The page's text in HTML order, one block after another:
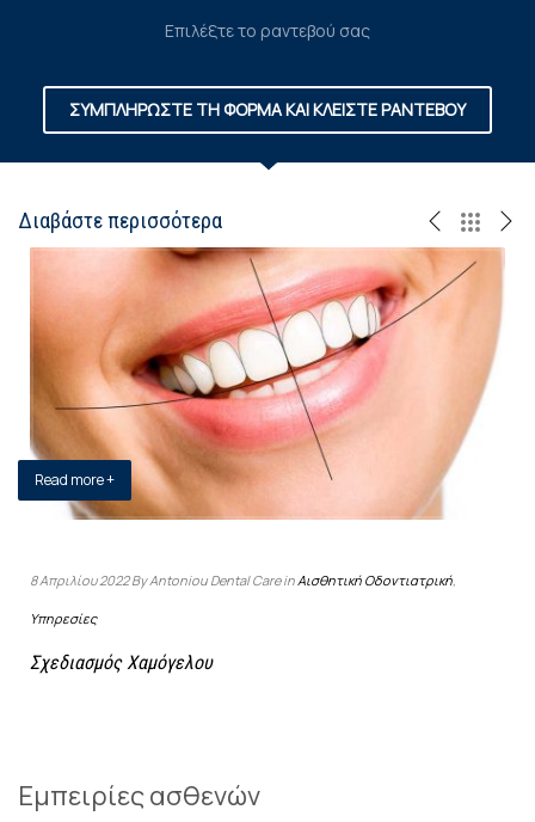
Επιλέξτε το ραντεβού σας
ΣΥΜΠΛΗΡΩΣΤΕ ΤΗ ΦΟΡΜΑ ΚΑΙ ΚΛΕΙΣΤΕ ΡΑΝΤΕΒΟΥ
Διαβάστε περισσότερα
Read more +
8 Απριλίου 2022 By Antoniou Dental Care in Αισθητική Οδοντιατρική
Υπηρεσίες
Σχεδιασμός Χαμόγελου
Εμπειρίες ασθενών